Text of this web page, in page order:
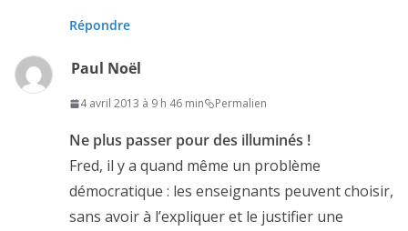
Répondre
Paul Noël
4 avril 2013 à 9 h 46 min Permalien
Ne plus passer pour des illuminés !
Fred, il y a quand même un problème
démocratique : les enseignants peuvent choisir,
sans avoir à l’expliquer et le justifier une